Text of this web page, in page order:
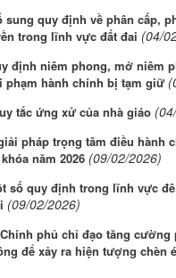
sung quy định về phân cấp,
trong lĩnh vực đất đai (04/
định niêm phong, mở niêm
phạm hành chính bị tạm giữ
tắc ứng xử của nhà giáo
pháp trọng tâm điều hành
năm 2026 (09/02/2026)
số quy định trong lĩnh vực
(09/02/2026)
phủ chỉ đạo tăng cường
để xảy ra hiện tượng chèn